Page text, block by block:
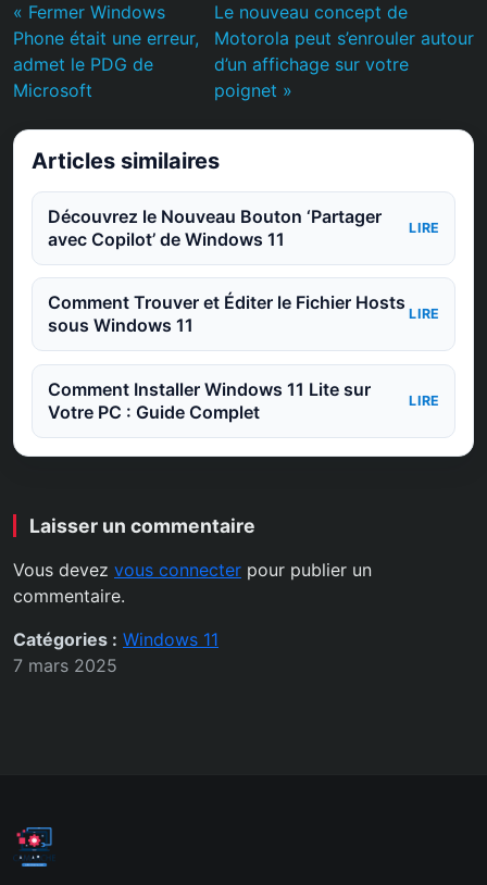
« Fermer Windows
Phone était une erreur,
admet le PDG de
Microsoft
Le nouveau concept de
Motorola peut s’enrouler autour
d’un affichage sur votre
poignet »
Articles similaires
Découvrez le Nouveau Bouton ‘Partager
avec Copilot’ de Windows 11
LIRE
Comment Trouver et Éditer le Fichier Hosts
sous Windows 11
LIRE
Comment Installer Windows 11 Lite sur
Votre PC : Guide Complet
LIRE
Laisser un commentaire
Vous devez vous connecter pour publier un
commentaire.
Catégories : Windows 11
7 mars 2025